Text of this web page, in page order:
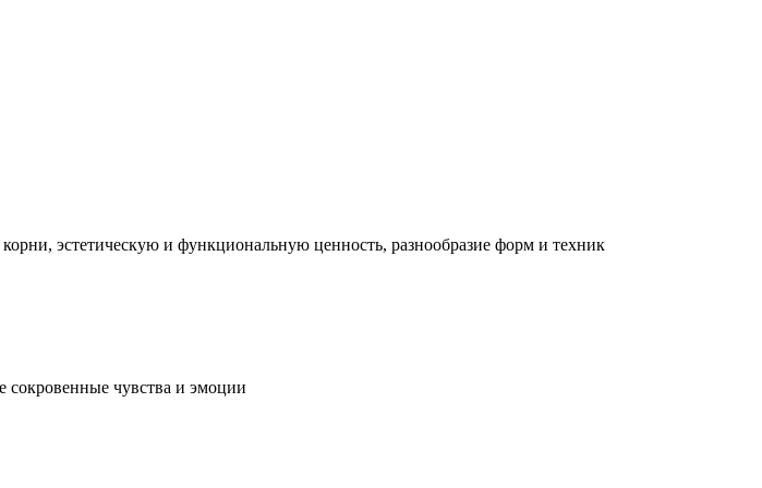
эстетическую и функциональную ценность, разнообразие форм и техник
сокровенные чувства и эмоции